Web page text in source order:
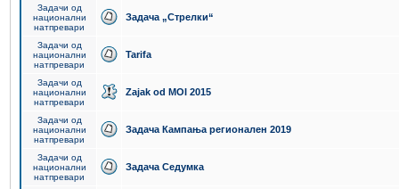
Задачи од
национални
натпревари
Задача „Стрелки“
Задачи од
национални
натпревари
Tarifa
Задачи од
национални
натпревари
Zajak od MOI 2015
Задачи од
национални
натпревари
Задача Кампања регионален 2019
Задачи од
национални
натпревари
Задача Седумка